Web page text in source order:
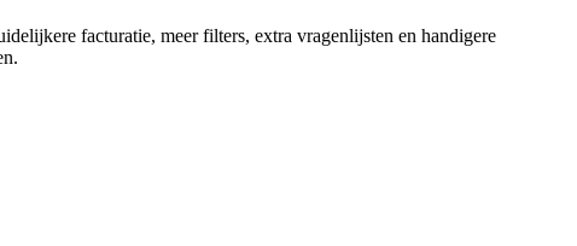
facturatie, meer filters, extra vragenlijsten en handigere